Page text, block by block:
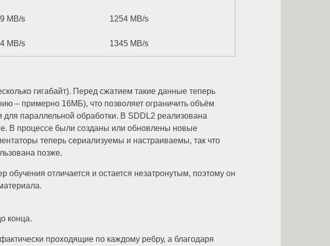
MB/s 1254 MB/s
MB/s 1345 MB/s
гигабайт). Перед сжатием такие данные теперь
– примерно 16МБ), что позволяет ограничить объём
параллельной обработки. В SDDL2 реализована
В процессе были созданы или обновлены новые
теперь сериализуемы и настраиваемы, так что
позже.
отличается и остается незатронутым, поэтому он
конца.
проходящие по каждому ребру, а благодаря